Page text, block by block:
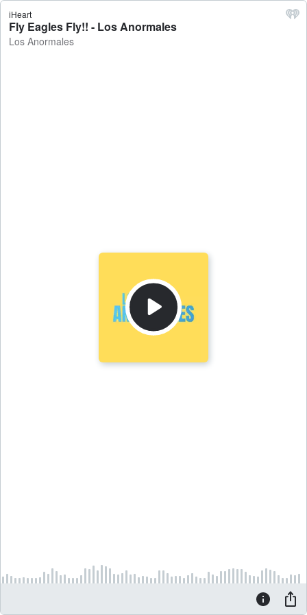
iHeart
Fly Eagles Fly!! - Los Anormales
Los Anormales